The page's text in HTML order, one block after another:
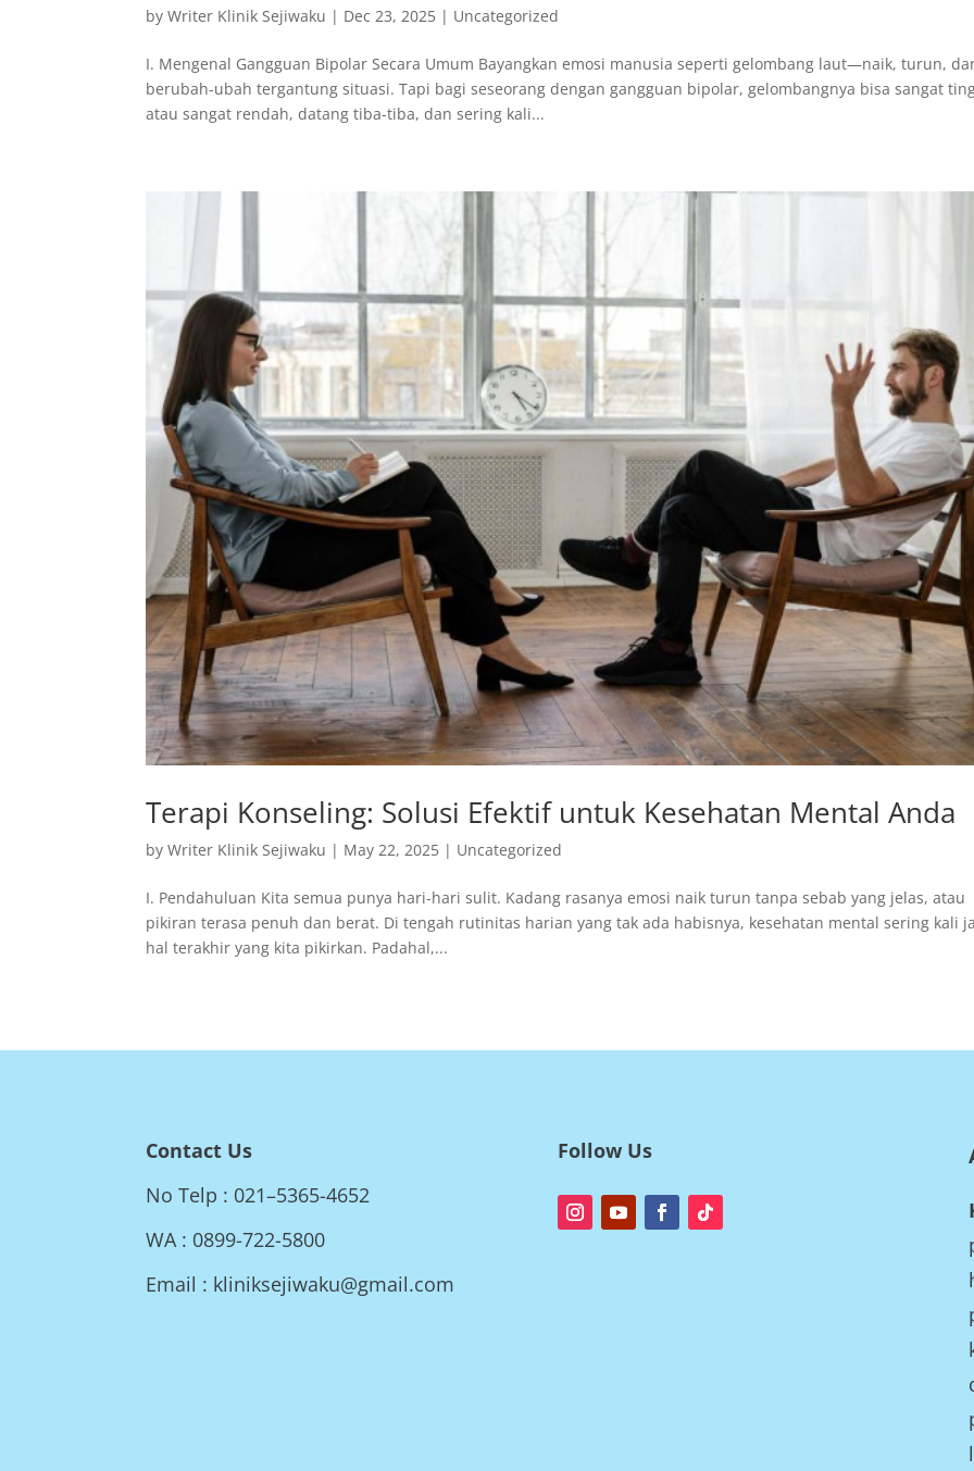
byWriter Klinik Sejiwaku | Dec 23, 2025 | Uncategorized
I. Mengenal Gangguan Bipolar Secara Umum Bayangkan emosi manusia seperti gelombang laut—naik, turun,
berubah-ubah tergantung situasi. Tapi bagi seseorang dengan gangguan bipolar, gelombangnya bisa sangat
atau sangat rendah, datang tiba-tiba, dan sering kali...
Terapi Konseling: Solusi Efektif untuk Kesehatan Mental Anda
byWriter Klinik Sejiwaku | May 22, 2025 | Uncategorized
I. Pendahuluan Kita semua punya hari-hari sulit. Kadang rasanya emosi naik turun tanpa sebab yang jelas, atau
pikiran terasa penuh dan berat. Di tengah rutinitas harian yang tak ada habisnya, kesehatan mental sering kali
hal terakhir yang kita pikirkan. Padahal,...
Contact Us
No Telp : 021–5365-4652
WA : 0899-722-5800
Email : kliniksejiwaku@gmail.com
Follow Us